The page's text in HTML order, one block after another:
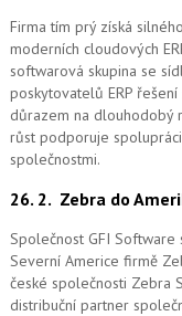
Firma tím prý získá
moderních cloudových
softwarová skupina se
poskytovatelů ERP
důrazem na dlouhodobý
růst podporuje
společnostmi.
26. 2. Zebra do
Společnost GFI
Severní Americe firmě
české společnosti Zebra
distribuční partner